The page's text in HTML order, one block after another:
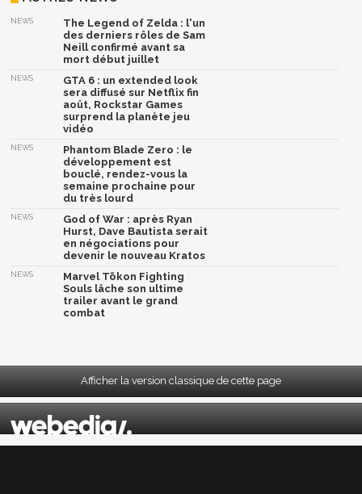
NEWS
The Legend of Zelda : l'un
des derniers rôles de Sam
Neill confirmé avant sa
mort début juillet
NEWS
GTA 6 : un extended look
sera diffusé sur Netflix fin
août, Rockstar Games
surprend la planète jeu
vidéo
NEWS
Phantom Blade Zero : le
développement est
bouclé, rendez-vous la
semaine prochaine pour
du très lourd
NEWS
God of War : après Ryan
Hurst, Dave Bautista serait
en négociations pour
devenir le nouveau Kratos
NEWS
Marvel Tōkon Fighting
Souls lâche son ultime
trailer avant le grand
combat
Afficher la version classique de cette page